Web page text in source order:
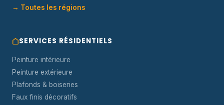
→ Toutes les régions
SERVICES RÉSIDENTIELS
Peinture intérieure
Peinture extérieure
Plafonds & boiseries
Faux finis décoratifs